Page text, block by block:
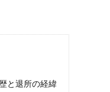
と退所の経緯